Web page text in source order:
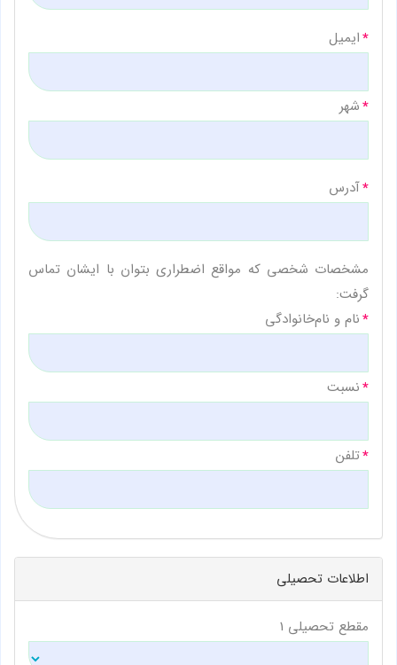
ایمیل
شهر
آدرس
مشخصات شخصی که مواقع اضطراری بتوان با ایشان تماس
گرفت:
نام و نام‌خانوادگی
نسبت
تلفن
اطلاعات تحصیلی
مقطع تحصیلی 1